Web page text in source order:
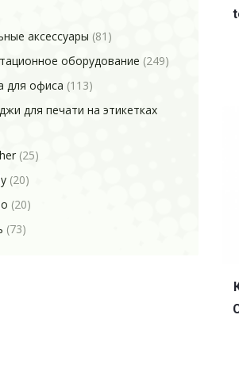
аксессуары (81)
оборудование (249)
для офиса (113)
для печати на этикетках
(25)
(20)
(20)
(73)